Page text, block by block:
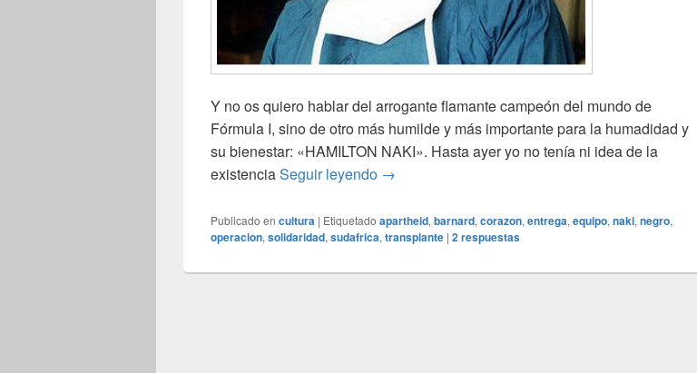
Y no os quiero hablar del arrogante flamante campeón del mundo de
Fórmula I, sino de otro más humilde y más importante para la humadidad y
su bienestar: «HAMILTON NAKI». Hasta ayer yo no tenía ni idea de la
existenciaSeguir leyendo Un gran Hamilton…
→
Publicado en cultura | Etiquetado apartheid, barnard, corazon, entrega, equipo, naki, negro,
operacion, solidaridad, sudafrica, transplante | 2respuestas